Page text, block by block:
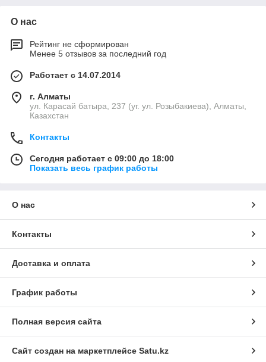
О нас
Рейтинг не сформирован
Менее 5 отзывов за последний год
Работает с 14.07.2014
г. Алматы
ул. Карасай батыра, 237 (уг. ул. Розыбакиева), Алматы,
Казахстан
Контакты
Сегодня работает с 09:00 до 18:00
Показать весь график работы
О нас
Контакты
Доставка и оплата
График работы
Полная версия сайта
Сайт создан на маркетплейсе Satu.kz